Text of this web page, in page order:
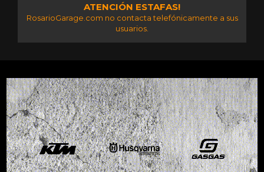
ATENCIÓN ESTAFAS!
RosarioGarage.com no contacta telefónicamente a sus
usuarios.